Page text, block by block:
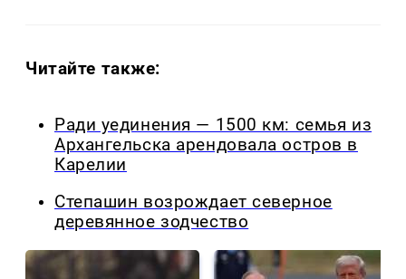
Читайте также:
Ради уединения — 1500 км: семья из
Архангельска арендовала остров в
Карелии
Степашин возрождает северное
деревянное зодчество